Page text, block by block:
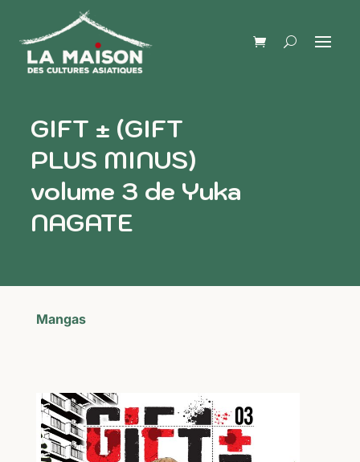
GIFT ± (GIFT
PLUS MINUS)
volume 3 de Yuka
NAGATE
Mangas